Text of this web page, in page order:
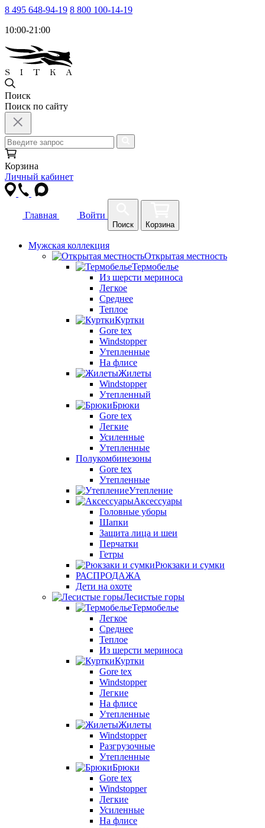
8 495 648-94-19 8 800 100-14-19
10:00-21:00
Поиск
Поиск по сайту
Корзина
Личный кабинет
Главная Войти
Поиск Корзина
Мужская коллекция
Открытая местность
Термобелье
Из шерсти мериноса
Легкое
Среднее
Теплое
Куртки
Gore tex
Windstopper
Утепленные
На флисе
Жилеты
Windstopper
Утепленный
Брюки
Gore tex
Легкие
Усиленные
Утепленные
Полукомбинезоны
Gore tex
Утепленные
Утепление
Аксессуары
Головные уборы
Шапки
Защита лица и шеи
Перчатки
Гетры
Рюкзаки и сумки
РАСПРОДАЖА
Дети на охоте
Лесистые горы
Термобелье
Легкое
Среднее
Теплое
Из шерсти мериноса
Куртки
Gore tex
Windstopper
Легкие
На флисе
Утепленные
Жилеты
Windstopper
Разгрузочные
Утепленные
Брюки
Gore tex
Windstopper
Легкие
Усиленные
На флисе